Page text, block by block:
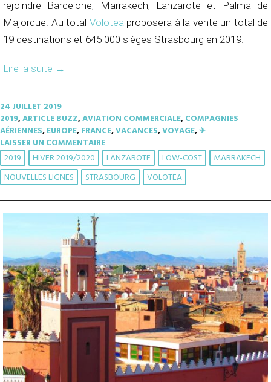
rejoindre Barcelone, Marrakech, Lanzarote et Palma de
Majorque. Au total Voloteaproposera à la vente un total de
19 destinations et 645 000 sièges Strasbourg en 2019.
Lire la suite →
24 JUILLET 2019
2019,ARTICLE BUZZ,AVIATION COMMERCIALE,COMPAGNIES
AÉRIENNES,EUROPE,FRANCE,VACANCES,VOYAGE,✈︎
LAISSER UN COMMENTAIRE
2019 HIVER 2019/2020 LANZAROTE LOW-COST
MARRAKECH
NOUVELLES LIGNES
STRASBOURG VOLOTEA